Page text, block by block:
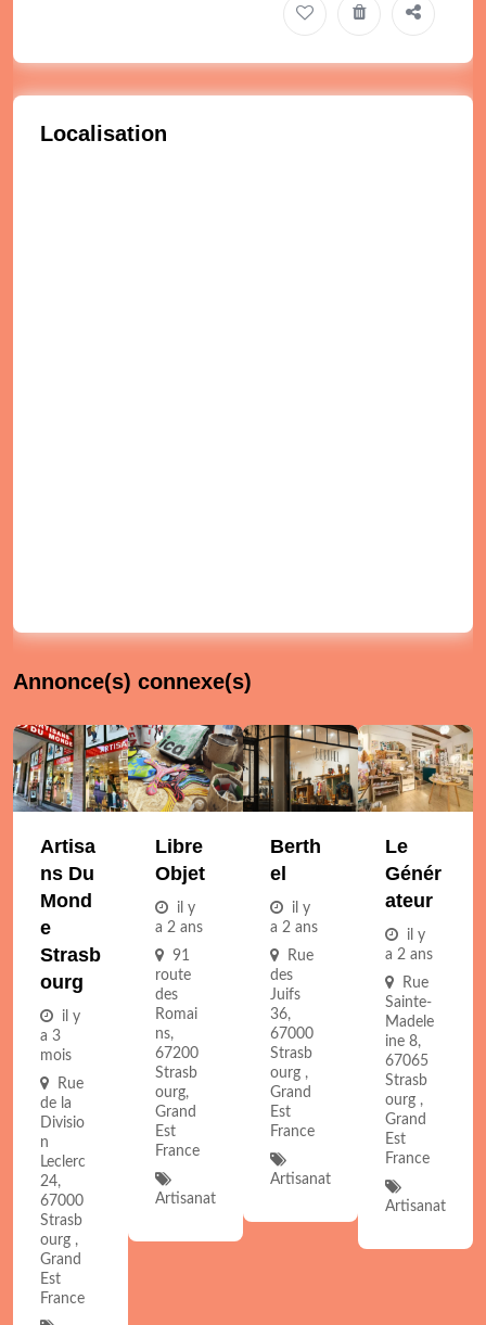
Localisation
Annonce(s) connexe(s)
Artisa
Ns Du
Mond
E
Strasb
Ourg
il y
a 3
mois
Rue
de la
Divisio
n
Leclerc
24,
67000
Strasb
ourg ,
Grand
Est
France
Libre
Objet
il y
a 2 ans
91
route
des
Romai
ns,
67200
Strasb
ourg,
Grand
Est
France
Artisanat
Berth
El
il y
a 2 ans
Rue
des
Juifs
36,
67000
Strasb
ourg ,
Grand
Est
France
Artisanat
Le
Génér
Ateur
il y
a 2 ans
Rue
Sainte-
Madele
ine 8,
67065
Strasb
ourg ,
Grand
Est
France
Artisanat